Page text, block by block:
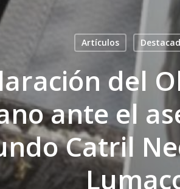
Artículos
del
ante el
Catril